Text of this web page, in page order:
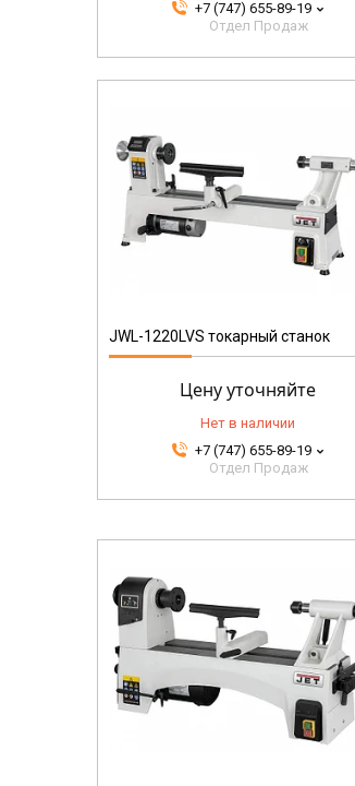
+7 (747) 655-89-19
Отдел Продаж
JWL-1220LVS токарный станок
Цену уточняйте
Нет в наличии
+7 (747) 655-89-19
Отдел Продаж